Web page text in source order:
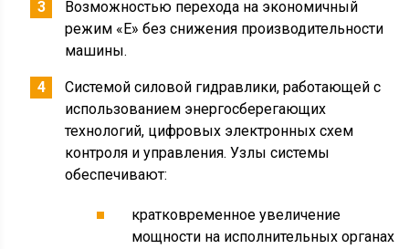
Возможностью перехода на экономичный
режим «E» без снижения производительности
машины.
Системой силовой гидравлики, работающей с
использованием энергосберегающих
технологий, цифровых электронных схем
контроля и управления. Узлы системы
обеспечивают:
кратковременное увеличение
мощности на исполнительных органах